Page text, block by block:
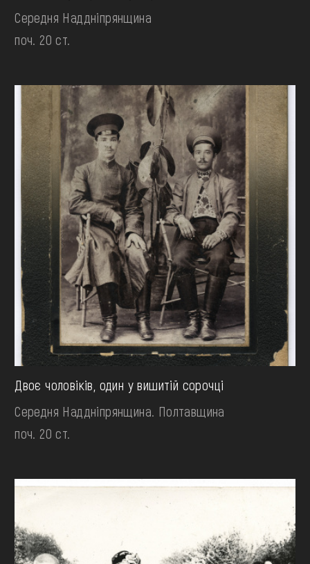
Середня Наддніпрянщина
поч. 20 ст.
Двоє чоловіків, один у вишитій сорочці
Середня Наддніпрянщина. Полтавщина
поч. 20 ст.